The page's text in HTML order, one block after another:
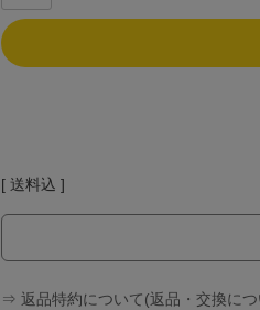
送料込
⇒ 返品特約について(返品・交換に